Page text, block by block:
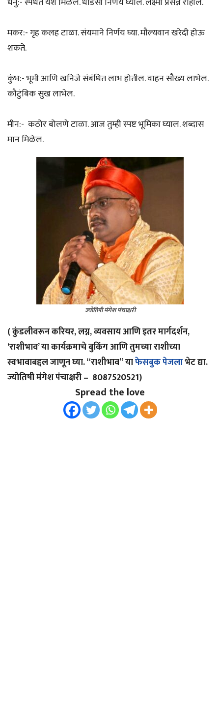
मकर:- गृह कलह टाळा. संयमाने निर्णय घ्या. मौल्यवान खरेदी होऊ
शकते.
कुंभ:- भूमी आणि खनिजे संबंधित लाभ होतील. वाहन सौख्य लाभेल.
कौटुंबिक सुख लाभेल.
मीन:- कठोर बोलणे टाळा. आज तुम्ही स्पष्ट भूमिका घ्याल. शब्दास
मान मिळेल.
ज्योतिषी मंगेश पंचाक्षरी
( कुंडलीवरून करियर, लग्न, व्यवसाय आणि इतर मार्गदर्शन,
‘राशीभाव’ या कार्यक्रमाचे बुकिंग आणि तुमच्या राशीच्या
स्वभावाबद्दल जाणून घ्या. “राशीभाव” याफेसबुक पेजलाभेट द्या.
ज्योतिषी मंगेश पंचाक्षरी – 8087520521)
Spread the love